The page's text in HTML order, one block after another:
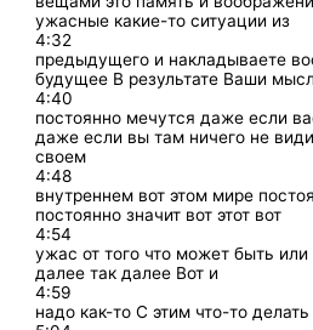
ужасные какие-то ситуации из
4:32
предыдущего и накладываете
будущее В результате Ваши
4:40
постоянно мечутся даже если
даже если вы там ничего не
своем
4:48
внутреннем вот этом мире
постоянно значит вот этот вот
4:54
ужас от того что может быть или
далее так далее Вот и
4:59
надо как-то С этим что-то